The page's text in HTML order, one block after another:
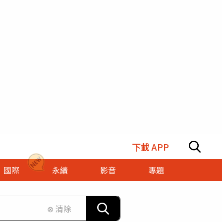
下載 APP
國際 永續 影音
專題
⊗ 清除